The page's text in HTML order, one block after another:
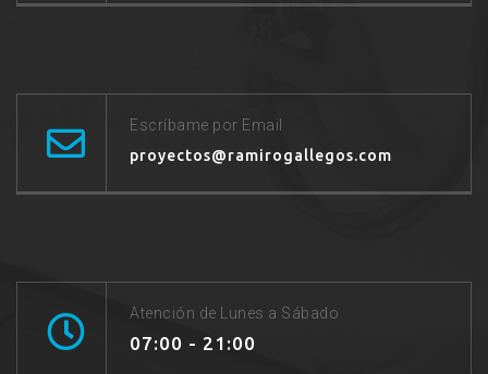
Escríbame por Email
proyectos@ramirogallegos.com
Atención de Lunes a Sábado
07:00 - 21:00